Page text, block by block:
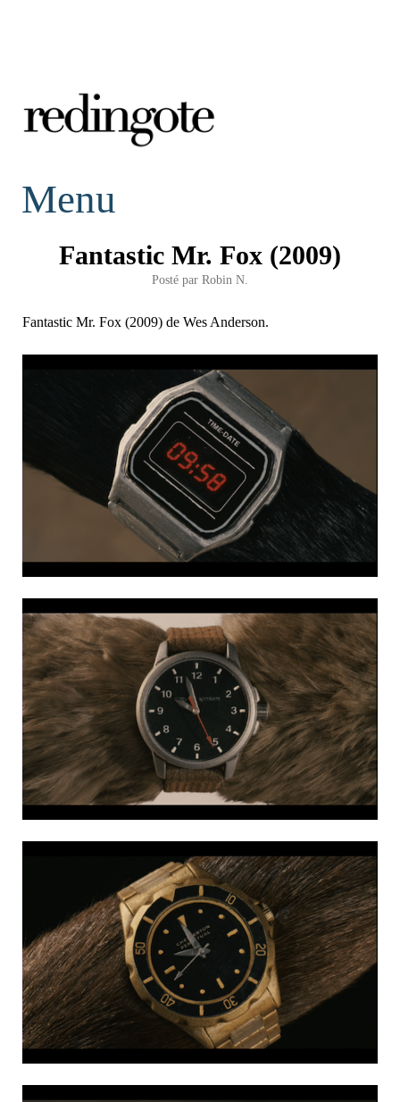
redingote.
Menu
Fantastic Mr. Fox (2009)
Posté par Robin N.
Fantastic Mr. Fox (2009) de Wes Anderson.